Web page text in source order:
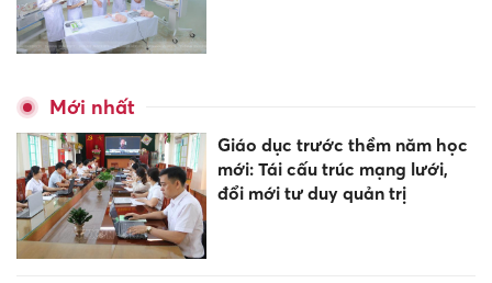
Mới nhất
Giáo dục trước thềm năm học
mới: Tái cấu trúc mạng lưới,
đổi mới tư duy quản trị